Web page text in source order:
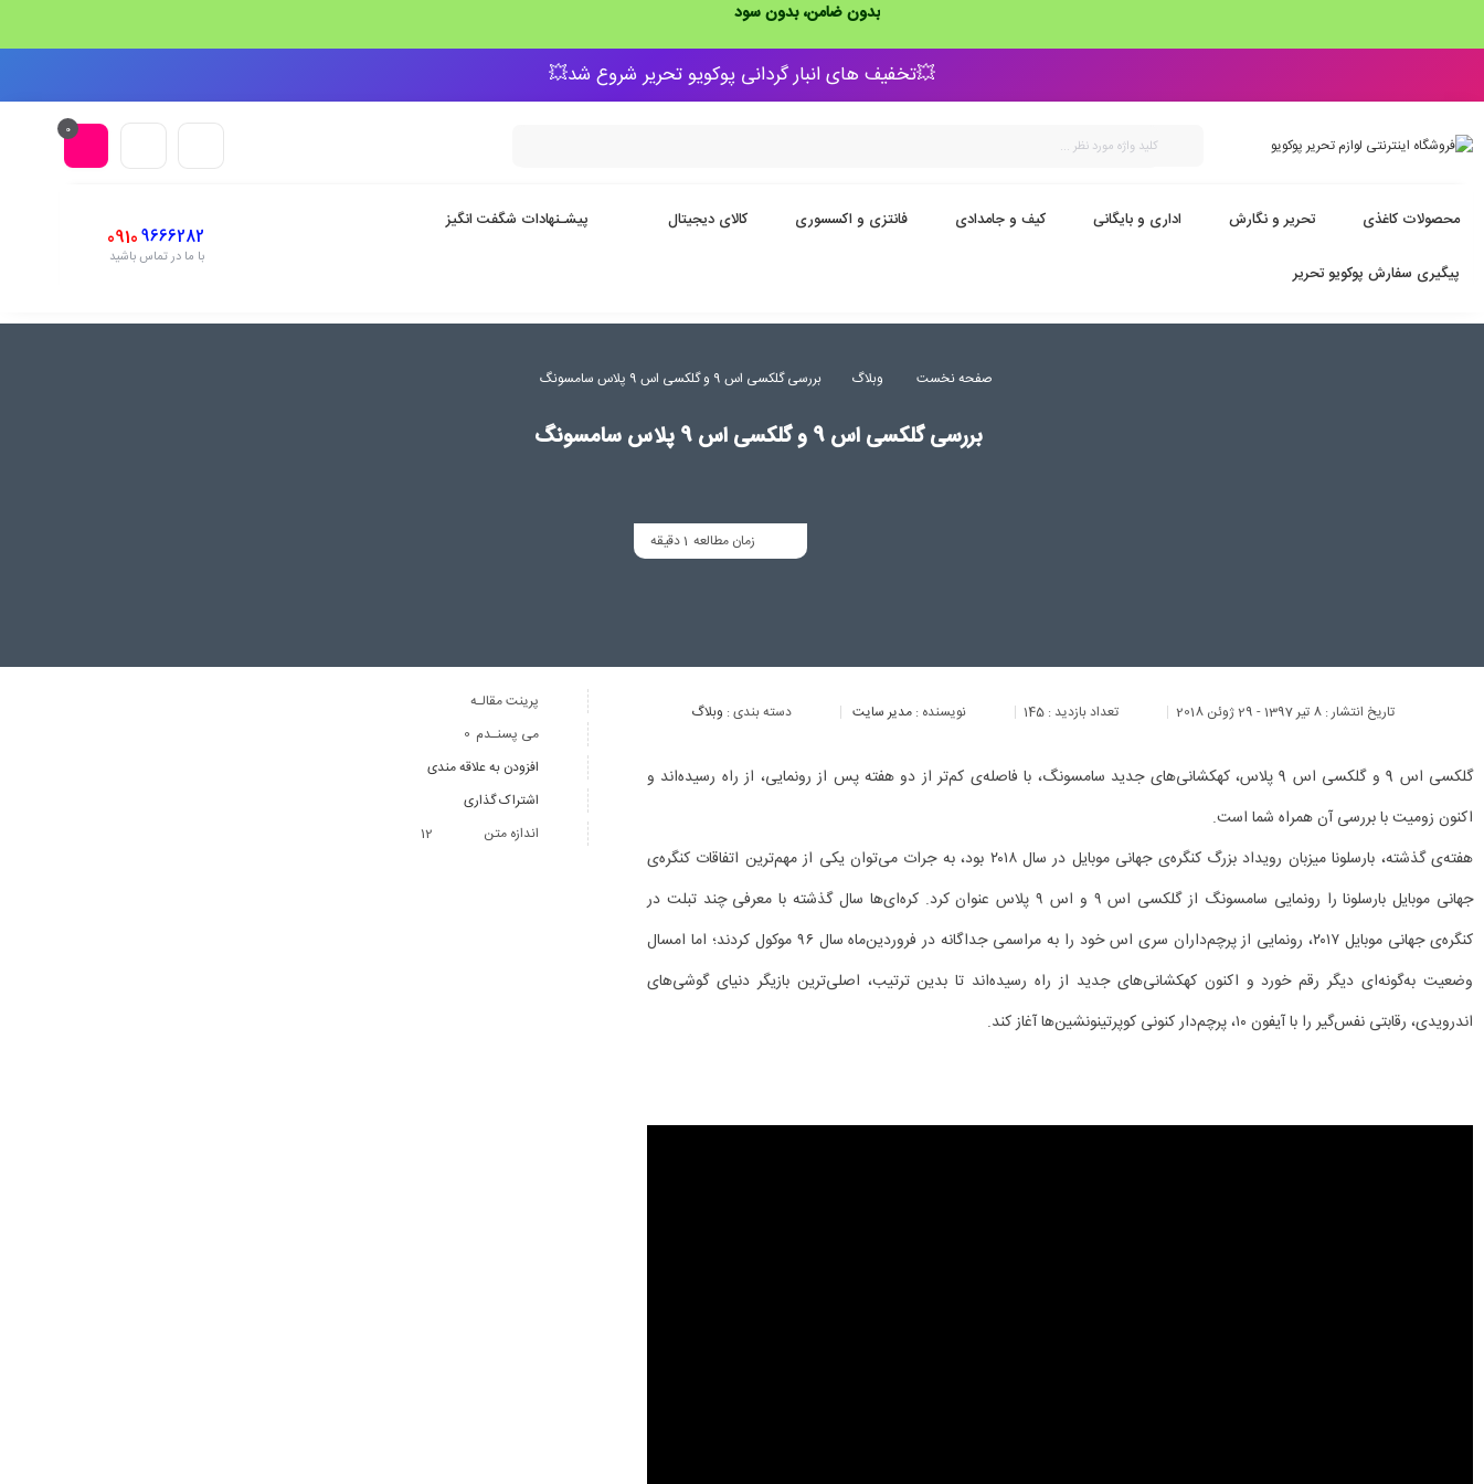
بدون ضامن، بدون سود
💥تخفیف های انبار گردانی پوکویو تحریر شروع شد💥
0
محصولات کاغذی تحریر و نگارش اداری و بایگانی کیف و جامدادی فانتزی و اکسسوری کالای دیجیتال پیشـنهادات شگفت انگیز
پیگیری سفارش پوکویو تحریر
9666282
0910
با ما در تماس باشید
صفحه نخست وبلاگ بررسی گلکسی اس 9 و گلکسی اس 9 پلاس سامسونگ
بررسی گلکسی اس 9 و گلکسی اس 9 پلاس سامسونگ
زمان مطالعه 1دقیقه
تاریخ انتشار :8 تیر 1397 - 29 ژوئن 2018 تعداد بازدید :145 نویسنده :مدیر سایت دسته بندی : وبلاگ
پرینت مقالـه
می پسنـدم 0
افزودن به علاقه مندی
اشتراک گذاری
اندازه متن
12
گلکسی اس 9 و گلکسی اس 9 پلاس، کهکشانی‌های جدید سامسونگ، با فاصله‌ی کم‌تر از دو هفته پس از رونمایی، از راه رسیده‌اند و
اکنون زومیت با بررسی آن همراه شما است.
هفته‌ی گذشته، بارسلونا میزبان رویداد بزرگ کنگره‌ی جهانی موبایل در سال ۲۰۱۸ بود، به جرات می‌توان یکی از مهم‌ترین اتفاقات کنگره‌ی
جهانی موبایل بارسلونا را رونمایی سامسونگ از گلکسی اس ۹ و اس ۹ پلاس عنوان کرد. کره‌ای‌ها سال گذشته با معرفی چند تبلت در
کنگره‌ی جهانی موبایل ۲۰۱۷، رونمایی از پرچم‌داران سری اس خود را به مراسمی جداگانه در فروردین‌ماه سال ۹۶ موکول کردند؛ اما امسال
وضعیت به‌گونه‌ای دیگر رقم خورد و اکنون کهکشانی‌های جدید از راه رسیده‌اند تا بدین ترتیب، اصلی‌ترین بازیگر دنیای گوشی‌های
اندرویدی، رقابتی نفس‌گیر را با آیفون ۱۰، پرچم‌دار کنونی کوپرتینونشین‌ها آغاز کند.